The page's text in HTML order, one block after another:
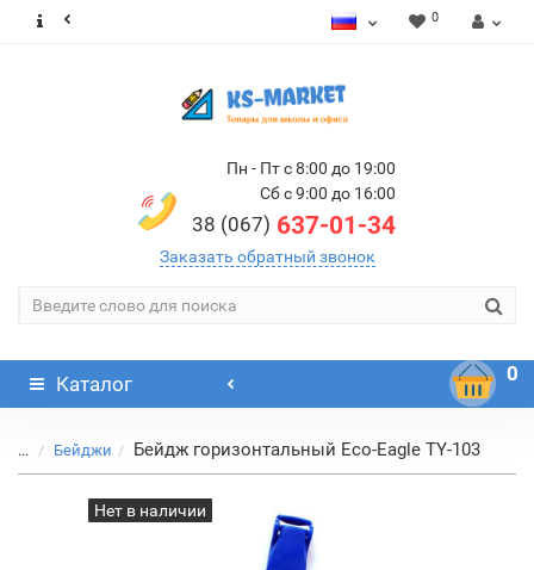
0
Пн - Пт с 8:00 до 19:00
Сб с 9:00 до 16:00
38 (067) 637-01-34
Заказать обратный звонок
Каталог 0
... Бейджи Бейдж горизонтальный Eco-Eagle TY-103
Нет в наличии